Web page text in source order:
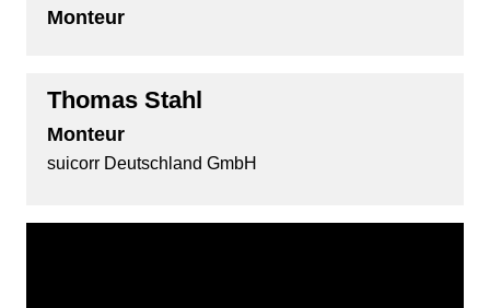
Monteur
Thomas Stahl
Monteur
suicorr Deutschland GmbH